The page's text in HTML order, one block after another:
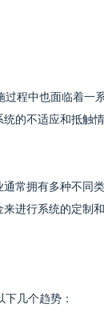
程中也面临着
的不适应和抵触
常拥有多种不同
进行系统的定制
几个趋势：